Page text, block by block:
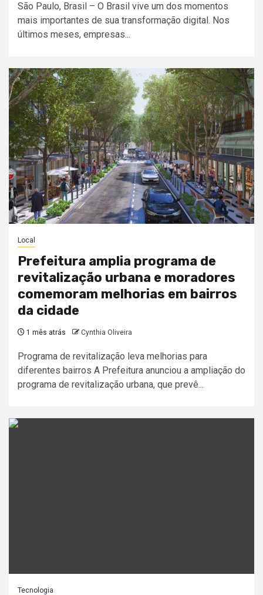
São Paulo, Brasil – O Brasil vive um dos momentos
mais importantes de sua transformação digital. Nos
últimos meses, empresas...
Local
Prefeitura amplia programa de
revitalização urbana e moradores
comemoram melhorias em bairros
da cidade
1 mês atrás Cynthia Oliveira
Programa de revitalização leva melhorias para
diferentes bairros A Prefeitura anunciou a ampliação do
programa de revitalização urbana, que prevê...
Tecnologia